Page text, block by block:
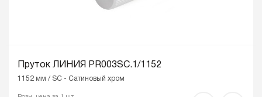
Пруток ЛИНИЯ PR003SC.1/1152
1152 мм / SC - Сатиновый хром